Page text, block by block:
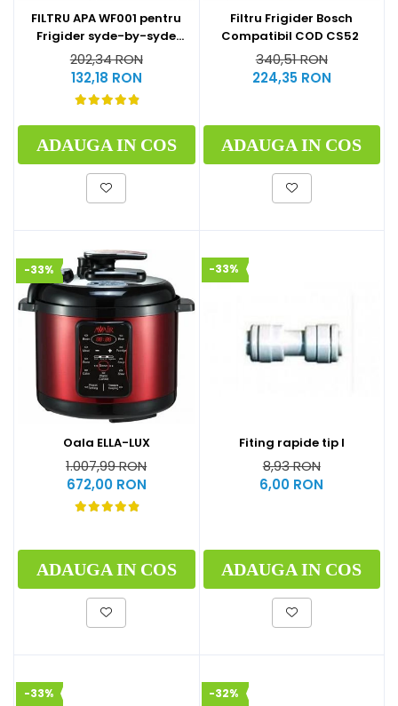
FILTRU APA WF001 pentru
Frigider syde-by-syde
SAMSUNG
202,34 RON
132,18 RON
ADAUGA IN COS
Filtru Frigider Bosch
Compatibil COD CS52
340,51 RON
224,35 RON
ADAUGA IN COS
-33%
Oala ELLA-LUX
1.007,99 RON
672,00 RON
ADAUGA IN COS
-33%
Fiting rapide tip I
8,93 RON
6,00 RON
ADAUGA IN COS
-33% -32%